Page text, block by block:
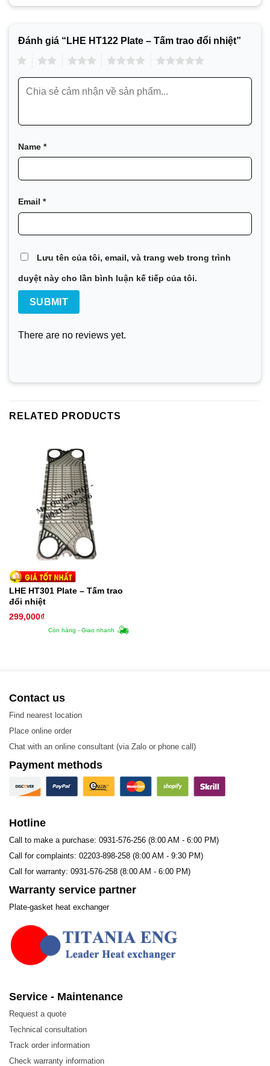
Hóa chất
Thực phẩm và đồ uống
Máy móc và Sản xuất
Chất bán dẫn và Điện tử
Vật liệu
Các vật liệu được sử dụng trong sản xuất Plate – Tấm
trao đổi nhiệt, bao gồm:
Stainless steel (SUS304, SUS316L)
SM0254, SLX904
Titanium, Titanium-Paladium
Đặc điểm của LHE HT122 Plate – Tấm trao đổi
nhiệt
Đánh giá “LHE HT122 Plate – Tấm trao đổi nhiệt”
Name *
Email *
Lưu tên của tôi, email, và trang web trong trình
duyệt này cho lần bình luận kế tiếp của tôi.
There are no reviews yet.
RELATED PRODUCTS
LHE HT301 Plate – Tấm trao
đổi nhiệt
299,000₫
Còn hàng - Giao nhanh
Contact us
Find nearest location
Place online order
Chat with an online consultant (via Zalo or phone call)
Payment methods
Hotline
Call to make a purchase: 0931-576-256 (8:00 AM - 6:00 PM)
Call for complaints: 02203-898-258 (8:00 AM - 9:30 PM)
Call for warranty: 0931-576-258 (8:00 AM - 6:00 PM)
Warranty service partner
Plate-gasket heat exchanger
Service - Maintenance
Request a quote
Technical consultation
Track order information
Check warranty information